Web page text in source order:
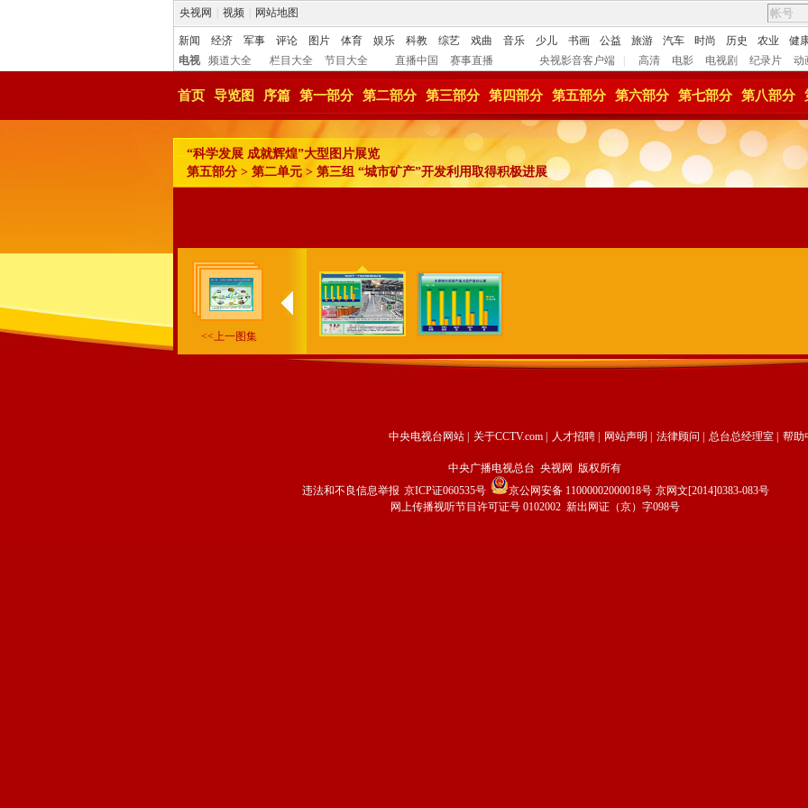
央视网 视频 网站地图
新闻 经济 军事 评论 图片 体育 娱乐 科教 综艺 戏曲 音乐 少儿 书画 公益 旅游 汽车 时尚 历史 农业
健
电视
频道大全 栏目大全 节目大全 直播中国 赛事直播 央视影音客户端 高清 电影 电视剧 纪录片 动
首页 导览图 序篇 第一部分 第二部分 第三部分 第四部分 第五部分 第六部分 第七部分 第八部分
“科学发展 成就辉煌”大型图片展览
第五部分 > 第二单元 > 第三组 “城市矿产”开发利用取得积极进展
<<上一图集
中央电视台网站 关于CCTV.com 人才招聘 网站声明 法律顾问 总台总经理室 帮助
中央广播电视总台 央视网 版权所有
违法和不良信息举报 京ICP证060535号 京公网安备 11000002000018号 京网文[2014]0383-083号
网上传播视听节目许可证号 0102002 新出网证（京）字098号